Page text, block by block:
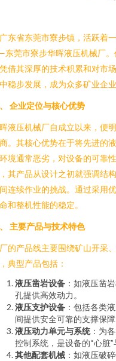
东省东莞市寮步镇，活跃着
莞市寮步华晖液压机械厂。
借其深厚的技术积累和对市
稳步发展，成为众多矿业企
企业定位与核心优势
液压机械厂自成立以来，便
。其核心优势在于将先进的
境通常恶劣，对设备的可靠
其产品从设计之初就强调结
连续作业的挑战。通过采用
和整机性能的稳定。
主要产品与技术特色
的产品线主要围绕矿山开采
典型产品包括：
液压凿岩设备 ：如液压凿
孔提供高效动力。
液压支护设备 ：包括各类
间提供安全可靠的支撑保障
液压动力单元与系统：为
控制系统，是设备的“心脏”
其他配套机械 ：如液压破